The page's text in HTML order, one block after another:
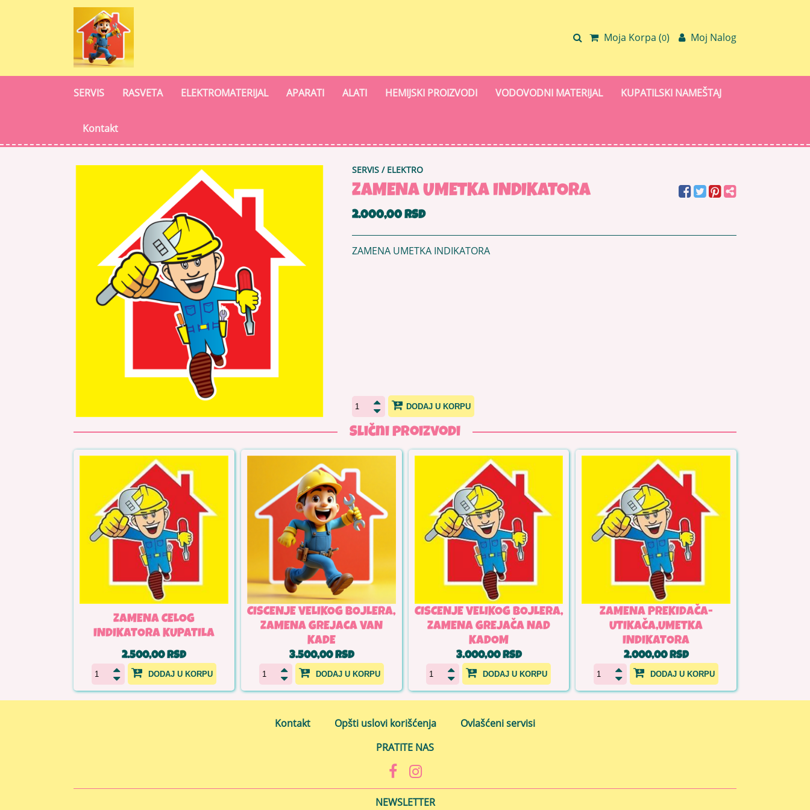
Moja Korpa (0) Moj Nalog
SERVIS RASVETA ELEKTROMATERIJAL APARATI ALATI HEMIJSKI PROIZVODI VODOVODNI MATERIJAL KUPATILSKI NAMEŠTAJ
Kontakt
SERVIS / ELEKTRO
ZAMENA UMETKA INDIKATORA
2.000,00 RSD
ZAMENA UMETKA INDIKATORA
DODAJ U KORPU
Slični proizvodi
ZAMENA CELOG
INDIKATORA KUPATILA
2.500,00 RSD
DODAJ U KORPU
CISCENJE VELIKOG BOJLERA,
ZAMENA GREJACA VAN
KADE
3.500,00 RSD
DODAJ U KORPU
CISCENJE VELIKOG BOJLERA,
ZAMENA GREJAČA NAD
KADOM
3.000,00 RSD
DODAJ U KORPU
ZAMENA PREKIDAČA-
UTIKAČA,UMETKA
INDIKATORA
2.000,00 RSD
DODAJ U KORPU
Kontakt Opšti uslovi korišćenja
Ovlašćeni servisi
PRATITE NAS
NEWSLETTER